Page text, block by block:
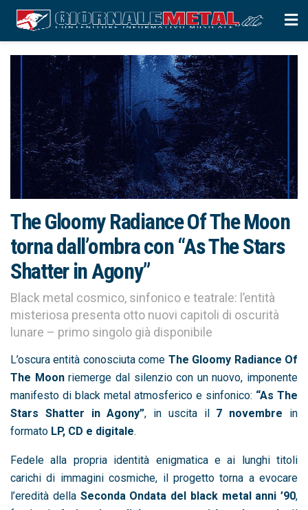
The Gloomy Radiance Of The Moon
torna dall’ombra con “As The Stars
Shatter in Agony”
Black metal cosmico, sinfonico e teatrale: l’entità
misteriosa presenta otto nuovi capitoli di oscurità
lunare – primo singolo già disponibile
L’oscura entità conosciuta come The Gloomy Radiance Of
The Moonriemerge dal silenzio con un nuovo, imponente
manifesto di black metal atmosferico e sinfonico: “As The
Stars Shatter in Agony”, in uscita il 7 novembre in
formato LP, CD e digitale.
Fedele alla propria identità enigmatica e ai lunghi titoli
carichi di immagini cosmiche, il progetto torna a evocare
l’eredità della Seconda Ondata del black metal anni ’90,